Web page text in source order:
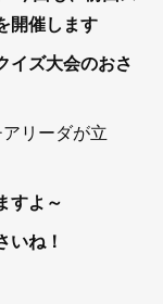
開催します
イズ大会のおさ
リーダが立
すよ～
ね！